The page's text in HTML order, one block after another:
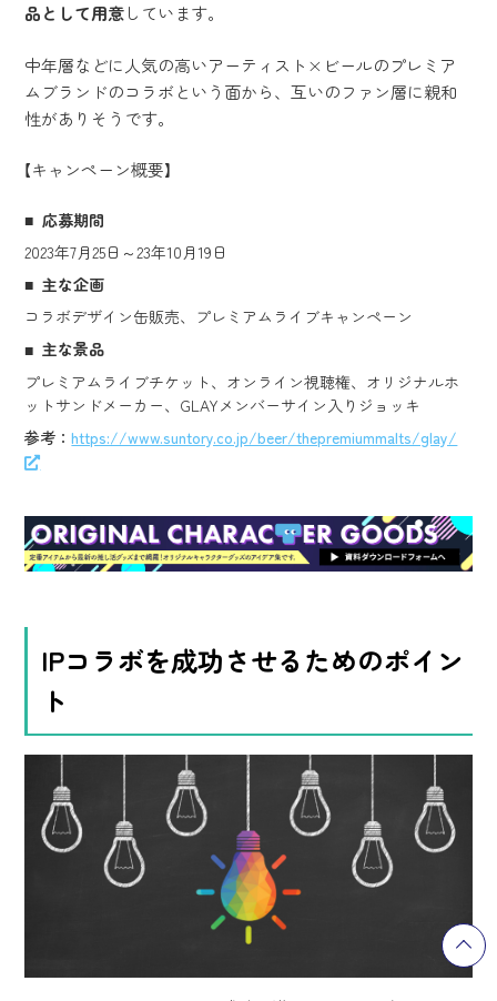
品として用意しています。
中年層などに人気の高いアーティスト×ビールのプレミア
ムブランドのコラボという面から、互いのファン層に親和
性がありそうです。
【キャンペーン概要】
応募期間
2023年7月25日～23年10月19日
主な企画
コラボデザイン缶販売、プレミアムライブキャンペーン
主な景品
プレミアムライブチケット、オンライン視聴権、オリジナルホ
ットサンドメーカー、GLAYメンバーサイン入りジョッキ
参考：https://www.suntory.co.jp/beer/thepremiummalts/glay/
IPコラボを成功させるためのポイン
ト